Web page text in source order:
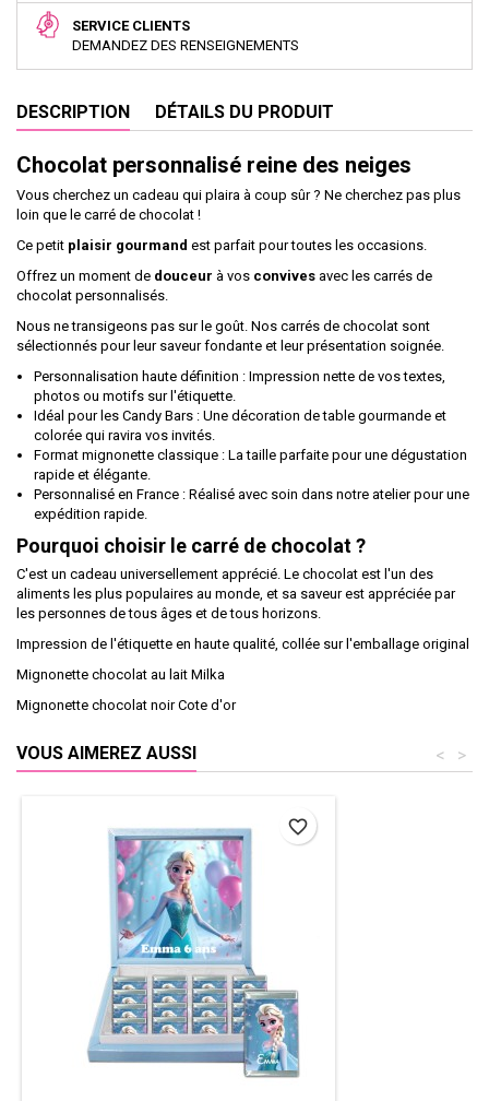
SERVICE CLIENTS
DEMANDEZ DES RENSEIGNEMENTS
DESCRIPTION DÉTAILS DU PRODUIT
Chocolat personnalisé reine des neiges
Vous cherchez un cadeau qui plaira à coup sûr ? Ne cherchez pas plus
loin que le carré de chocolat !
Ce petit plaisir gourmand est parfait pour toutes les occasions.
Offrez un moment de douceur à vos convives avec les carrés de
chocolat personnalisés.
Nous ne transigeons pas sur le goût. Nos carrés de chocolat sont
sélectionnés pour leur saveur fondante et leur présentation soignée.
Personnalisation haute définition : Impression nette de vos textes,
photos ou motifs sur l'étiquette.
Idéal pour les Candy Bars : Une décoration de table gourmande et
colorée qui ravira vos invités.
Format mignonette classique : La taille parfaite pour une dégustation
rapide et élégante.
Personnalisé en France : Réalisé avec soin dans notre atelier pour une
expédition rapide.
Pourquoi choisir le carré de chocolat ?
C'est un cadeau universellement apprécié. Le chocolat est l'un des
aliments les plus populaires au monde, et sa saveur est appréciée par
les personnes de tous âges et de tous horizons.
Impression de l'étiquette en haute qualité, collée sur l'emballage original
Mignonette chocolat au lait Milka
Mignonette chocolat noir Cote d'or
VOUS AIMEREZ AUSSI >
<
favorite_border